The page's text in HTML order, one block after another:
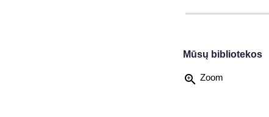
Mūsų bibliotekos
zoom_in Zoom